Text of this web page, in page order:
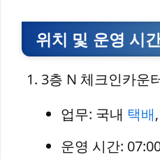
위치 및 운영 시
3층 N 체크인카운
업무: 국내 택배
운영 시간: